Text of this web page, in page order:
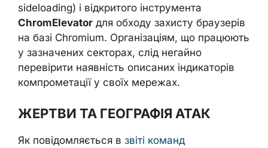
sideloading) і відкритого інструмента
ChromElevator для обходу захисту браузерів
на базі Chromium. Організаціям, що працюють
у зазначених секторах, слід негайно
перевірити наявність описаних індикаторів
компрометації у своїх мережах.
ЖЕРТВИ ТА ГЕОГРАФІЯ АТАК
Як повідомляється в звіті команд